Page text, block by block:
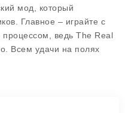
мод, который
Главное – играйте с
процессом, ведь The Real
Всем удачи на полях